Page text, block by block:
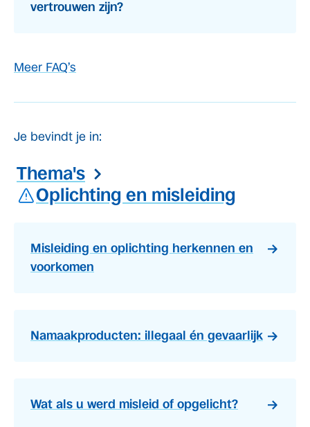
vertrouwen zijn?
Meer FAQ’s
Je bevindt je in:
Thema's
Oplichting en misleiding
Misleiding en oplichting herkennen en
voorkomen
Namaakproducten: illegaal én gevaarlijk
Wat als u werd misleid of opgelicht?